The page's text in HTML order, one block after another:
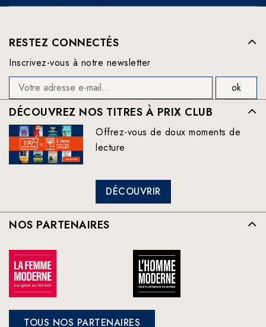
RESTEZ CONNECTÉS
Inscrivez-vous à notre newsletter
DÉCOUVREZ NOS TITRES À PRIX CLUB
Offrez-vous de doux moments de
lecture
DÉCOUVRIR
NOS PARTENAIRES
TOUS NOS PARTENAIRES